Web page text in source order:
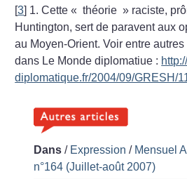
[3] 1. Cette « théorie » raciste,
Huntington, sert de paravent aux
au Moyen-Orient. Voir entre autres
dans Le Monde diplomatiue :
diplomatique.fr/2004/09/GRESH/
Dans / Expression / Mensuel
n°164 (Juillet-août 2007)